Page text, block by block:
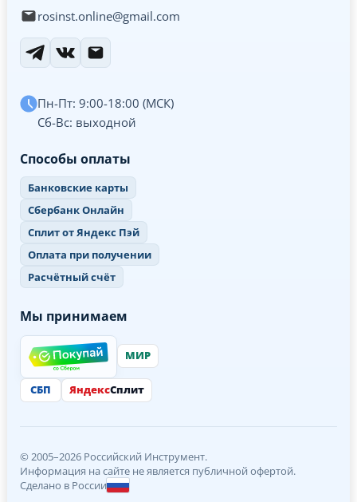
rosinst.online@gmail.com
Пн-Пт: 9:00-18:00 (МСК)
Сб-Вс: выходной
Способы оплаты
Банковские карты
Сбербанк Онлайн
Сплит от Яндекс Пэй
Оплата при получении
Расчётный счёт
Мы принимаем
МИР
СБП ЯндексСплит
© 2005–2026 Российский Инструмент.
Информация на сайте не является публичной офертой.
Сделано в России